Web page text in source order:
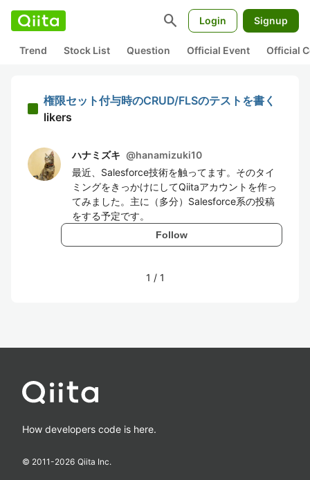
search Login Signup
Trend Stock List Question Official Event Official
権限セット付与時のCRUD/FLSのテストを書く
likers
ハナミズキ @hanamizuki10
最近、Salesforce技術を触ってます。そのタイ
ミングをきっかけにしてQiitaアカウントを作っ
てみました。主に（多分）Salesforce系の投稿
をする予定です。
Follow
1 / 1
How developers code is here.
© 2011-2026 Qiita Inc.